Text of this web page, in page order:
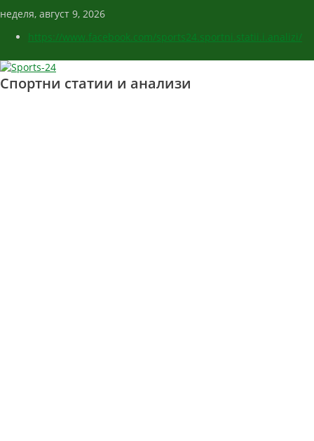
неделя, август 9, 2026
https://www.facebook.com/sports24.sportni.statii.i.analizi/
Спортни статии и анализи